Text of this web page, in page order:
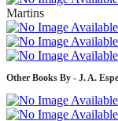
Martins
Other Books By - J. A.